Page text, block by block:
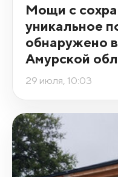
Мощи с
уникальное
обнаружено
Амурской
29 июля, 10:03